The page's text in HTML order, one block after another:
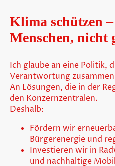
Klima schützen
Menschen, nicht
Ich glaube an eine Politik,
Verantwortung
An Lösungen, die in der
den Konzernzentralen.
Deshalb:
Fördern wir
Bürgerenergie und
Investieren wir in
und nachhaltige